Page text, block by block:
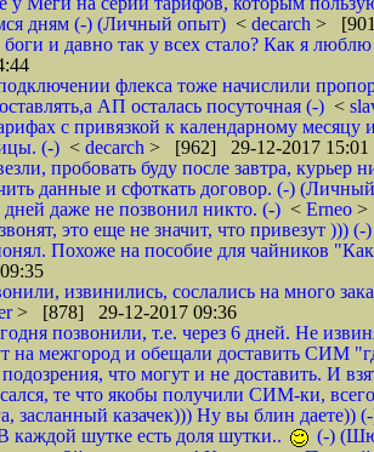
дням (-) (Личный опыт) < decarch >
и давно так у всех стало? Как я
флекса тоже начислили
АП осталась посуточная (-) <
с привязкой к календарному
(-) < decarch > [962] 29-12-2017 15:01
пробовать буду после завтра,
данные и сфоткать договор. (-)
дней даже не позвонил никто. (-) < Erneo >
это еще не значит, что привезут ))) (-)
Похоже на пособие для чайников
извинились, сослались на много
> [878] 29-12-2017 09:36
позвонили, т.е. через 6 дней. Не
на межгород и обещали доставить СИМ
что могут и не доставить. И
те что якобы получили СИМ-ки,
засланный казачек))) Ну вы блин даете))
каждой шутке есть доля шутки..
(-)